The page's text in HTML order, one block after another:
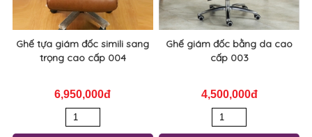
Ghế tựa giám đốc simili sang
trọng cao cấp 004
6,950,000đ
Ghế giám đốc bằng da cao
cấp 003
4,500,000đ